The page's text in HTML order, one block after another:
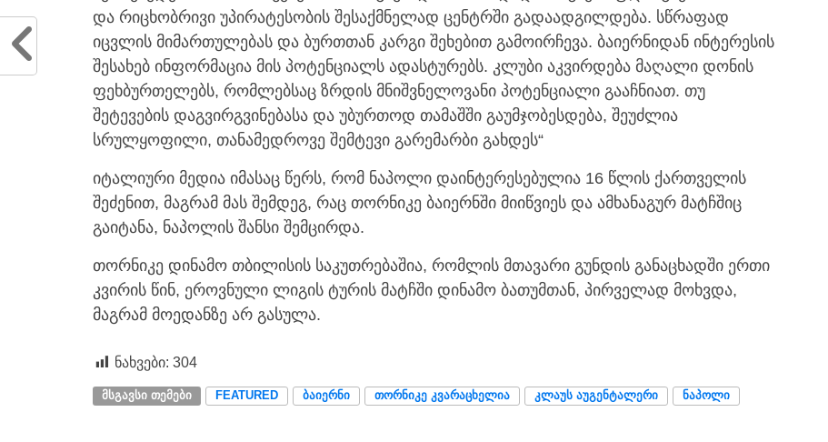
და რიცხობრივი უპირატესობის შესაქმნელად ცენტრში გადაადგილდება. სწრაფად
იცვლის მიმართულებას და ბურთთან კარგი შეხებით გამოირჩევა. ბაიერნიდან ინტერესის
შესახებ ინფორმაცია მის პოტენციალს ადასტურებს. კლუბი აკვირდება მაღალი დონის
ფეხბურთელებს, რომლებსაც ზრდის მნიშვნელოვანი პოტენციალი გააჩნიათ. თუ
შეტევების დაგვირგვინებასა და უბურთოდ თამაშში გაუმჯობესდება, შეუძლია
სრულყოფილი, თანამედროვე შემტევი გარემარბი გახდეს“
იტალიური მედია იმასაც წერს, რომ ნაპოლი დაინტერესებულია 16 წლის ქართველის
შეძენით, მაგრამ მას შემდეგ, რაც თორნიკე ბაიერნში მიიწვიეს და ამხანაგურ მატჩშიც
გაიტანა, ნაპოლის შანსი შემცირდა.
თორნიკე დინამო თბილისის საკუთრებაშია, რომლის მთავარი გუნდის განაცხადში ერთი
კვირის წინ, ეროვნული ლიგის ტურის მატჩში დინამო ბათუმთან, პირველად მოხვდა,
მაგრამ მოედანზე არ გასულა.
ნახვები: 304
ᲛᲡᲒᲐᲕᲡᲘ ᲗᲔᲛᲔᲑᲘ FEATURED ᲑᲐᲘᲔᲠᲜᲘ ᲗᲝᲠᲜᲘᲙᲔ ᲙᲕᲐᲠᲐᲪᲮᲔᲚᲘᲐ ᲙᲚᲐᲣᲡ ᲐᲣᲒᲔᲜᲢᲐᲚᲔᲠᲘ ᲜᲐᲞᲝᲚᲘ